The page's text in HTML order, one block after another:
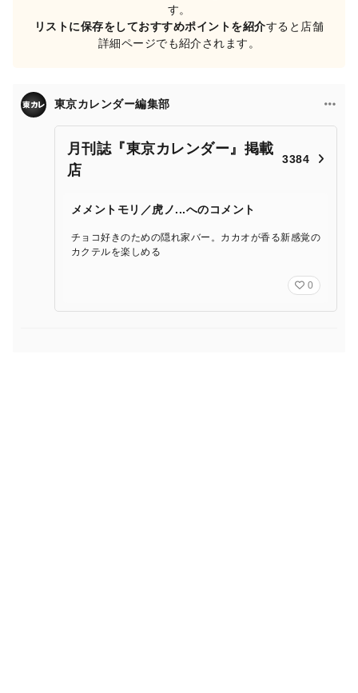
す。
リストに保存をしておすすめポイントを紹介すると店舗
詳細ページでも紹介されます。
東京カレンダー編集部
月刊誌『東京カレンダー』掲載
店
3384
メメントモリ／虎ノ...へのコメント
チョコ好きのための隠れ家バー。カカオが香る新感覚の
カクテルを楽しめる
0